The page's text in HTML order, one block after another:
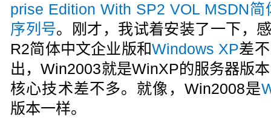
prise Edition With SP2 VOL MSDN
序列号。刚才，我试着安装了一下，
R2简体中文企业版和Windows XP差
出，Win2003就是WinXP的服务器版
核心技术差不多。就像，Win2008是
版本一样。